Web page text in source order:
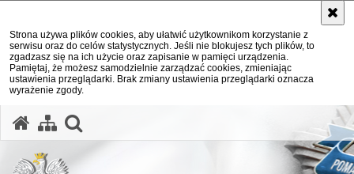
Strona używa plików cookies, aby ułatwić użytkownikom korzystanie z
serwisu oraz do celów statystycznych. Jeśli nie blokujesz tych plików, to
zgadzasz się na ich użycie oraz zapisanie w pamięci urządzenia.
Pamiętaj, że możesz samodzielnie zarządzać cookies, zmieniając
ustawienia przeglądarki. Brak zmiany ustawienia przeglądarki oznacza
wyrażenie zgody.